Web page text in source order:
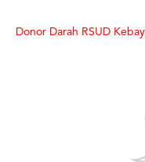
Donor Darah RSUD